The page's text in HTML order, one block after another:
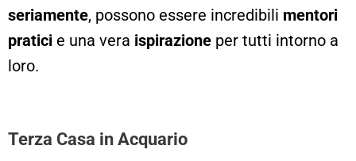
seriamente, possono essere incredibili mentori
pratici e una vera ispirazione per tutti intorno a
loro.
Terza Casa in Acquario